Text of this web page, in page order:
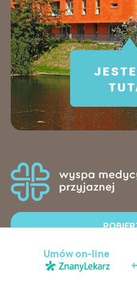
Umów on-line
O NAS